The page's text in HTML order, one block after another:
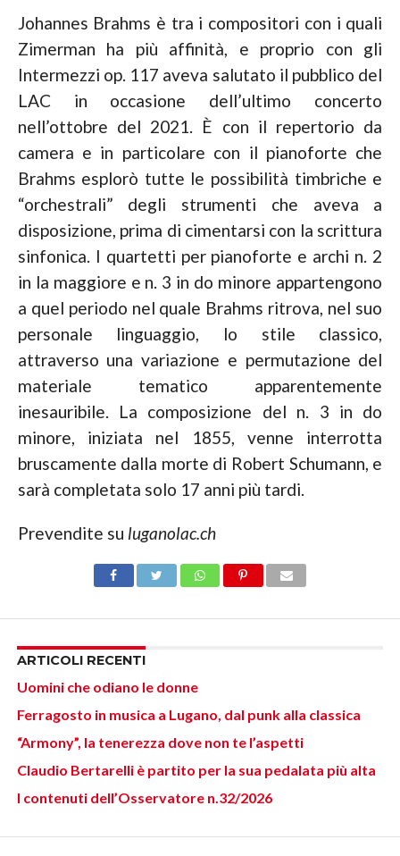
Johannes Brahms è tra i compositori con i quali
Zimerman ha più affinità, e proprio con gli
Intermezzi op. 117 aveva salutato il pubblico del
LAC in occasione dell’ultimo concerto
nell’ottobre del 2021. È con il repertorio da
camera e in particolare con il pianoforte che
Brahms esplorò tutte le possibilità timbriche e
“orchestrali” degli strumenti che aveva a
disposizione, prima di cimentarsi con la scrittura
sinfonica. I quartetti per pianoforte e archi n. 2
in la maggiore e n. 3 in do minore appartengono
a quel periodo nel quale Brahms ritrova, nel suo
personale linguaggio, lo stile classico,
attraverso una variazione e permutazione del
materiale tematico apparentemente
inesauribile. La composizione del n. 3 in do
minore, iniziata nel 1855, venne interrotta
bruscamente dalla morte di Robert Schumann, e
sarà completata solo 17 anni più tardi.
Prevendite su luganolac.ch
ARTICOLI RECENTI
Uomini che odiano le donne
Ferragosto in musica a Lugano, dal punk alla classica
“Armony”, la tenerezza dove non te l’aspetti
Claudio Bertarelli è partito per la sua pedalata più alta
I contenuti dell’Osservatore n.32/2026